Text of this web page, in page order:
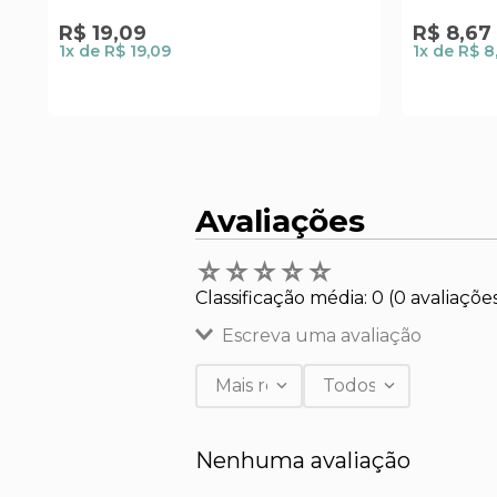
R$ 19,09
1x de R$ 19,09
R$ 8,67
1x de R$
Avaliações
☆☆☆☆☆
Classificação média: 0 (0
Escreva uma avaliação
Título
Mais recentesTodos
Nenhuma avaliação